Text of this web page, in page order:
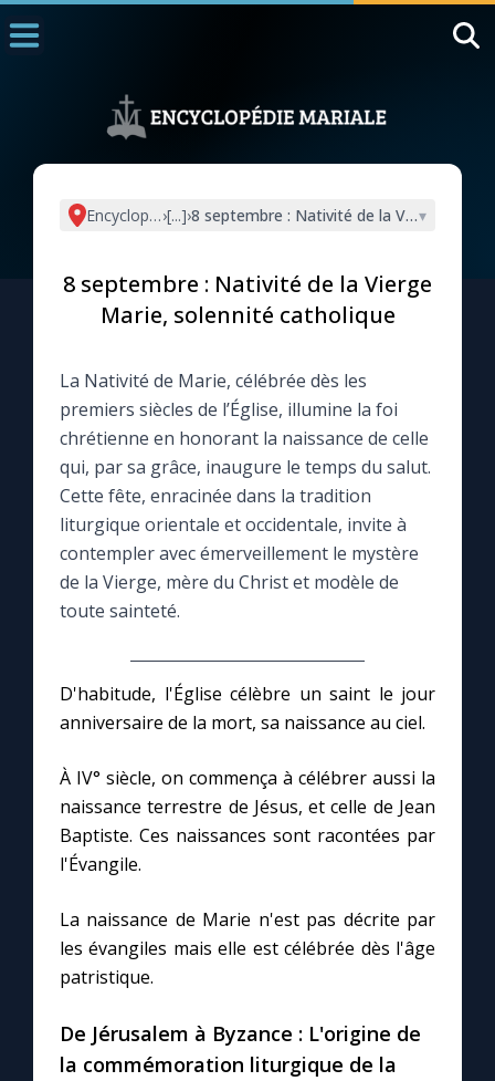
L'actualité de la semaine
La newsletter
La vidéo de la semaine
Le compte Tiktok
Le magazine
Prier au quotidien
Avec Thérèse de Lisieux
L'Évangile chaque jour
Les premiers samedis du mois
Marie qui défait les nœuds
Encyclopédie mariale
›[...]›8 septembre : Nativité de la Vierge
▾
8 septembre : Nativité de la Vierge
Marie, solennité catholique
La Nativité de Marie, célébrée dès les
premiers siècles de l’Église, illumine la foi
chrétienne en honorant la naissance de celle
qui, par sa grâce, inaugure le temps du salut.
Cette fête, enracinée dans la tradition
liturgique orientale et occidentale, invite à
contempler avec émerveillement le mystère
de la Vierge, mère du Christ et modèle de
toute sainteté.
D'habitude, l'Église célèbre un saint le jour
anniversaire de la mort, sa naissance au ciel.
À IV° siècle, on commença à célébrer aussi la
naissance terrestre de Jésus, et celle de Jean
Baptiste. Ces naissances sont racontées par
l'Évangile.
La naissance de Marie n'est pas décrite par
les évangiles mais elle est célébrée dès l'âge
patristique.
De Jérusalem à Byzance : L'origine de
la commémoration liturgique de la